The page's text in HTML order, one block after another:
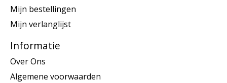
Mijn bestellingen
Mijn verlanglijst
Informatie
Over Ons
Algemene voorwaarden